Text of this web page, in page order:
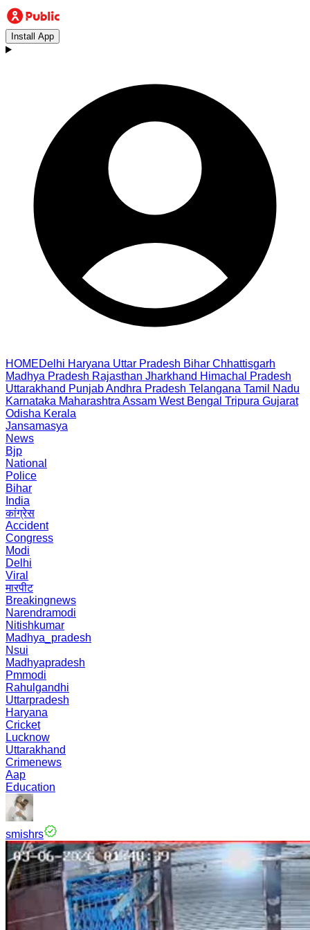
Install App
HOMEDelhi Haryana Uttar Pradesh Bihar Chhattisgarh
Madhya Pradesh Rajasthan Jharkhand Himachal Pradesh
Uttarakhand PunjabAndhra Pradesh Telangana Tamil Nadu
Karnataka Maharashtra Assam West Bengal Tripura Gujarat
Odisha Kerala
Jansamasya
News
Bjp
National
Police
Bihar
India
कांग्रेस
Accident
Congress
Modi
Delhi
Viral
मारपीट
Breakingnews
Narendramodi
Nitishkumar
Madhya_pradesh
Nsui
Madhyapradesh
Pmmodi
Rahulgandhi
Uttarpradesh
Haryana
Cricket
Lucknow
Uttarakhand
Crimenews
Aap
Education
smishrs